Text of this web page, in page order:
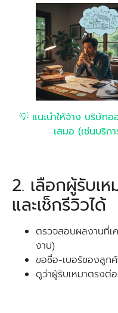
💡 แนะนำให้จ้าง บริษัท
เสมอ (เช่นบริก
2. เลือกผู้รับเ
และเช็กรีวิวได้
ตรวจสอบผลงานที่เ
งาน)
ขอชื่อ-เบอร์ของลูก
ดูว่าผู้รับเหมาตรงต่